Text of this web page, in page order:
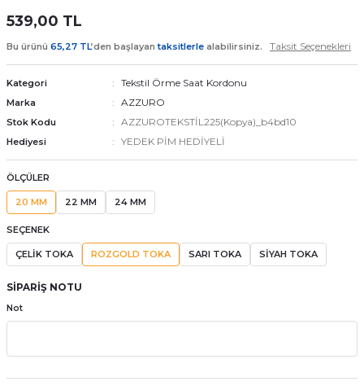
Pili
saat kordonu
Kordonları
539,00 TL
Bu ürünü 65,27 TL’den başlayantaksitlerle alabilirsiniz. Taksit Seçenekleri
Kategori Tekstil Örme Saat Kordonu
Marka AZZURO
Stok Kodu AZZUROTEKSTİL225(Kopya)_b4bd10
Hediyesi YEDEK PİM HEDİYELİ
ÖLÇÜLER
20 MM 22 MM 24 MM
SEÇENEK
ÇELİK TOKA ROZGOLD TOKA SARI TOKA SİYAH TOKA
SİPARİŞ NOTU
Not